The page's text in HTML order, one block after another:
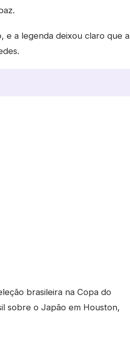
e a legenda deixou claro que a
brasileira na Copa do
sobre o Japão em Houston,